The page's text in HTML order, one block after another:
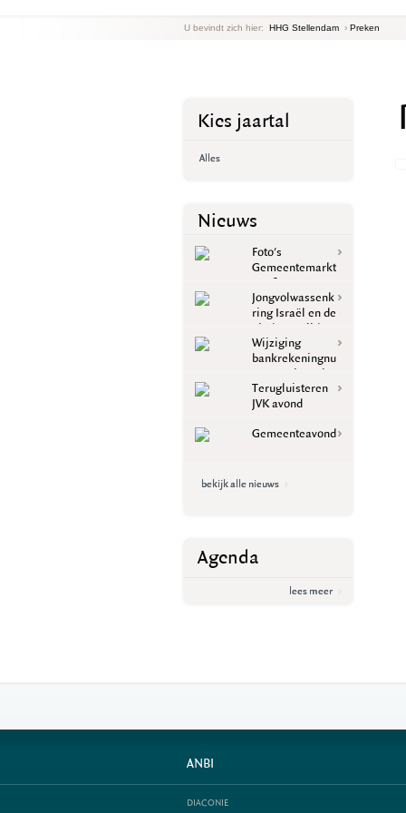
U bevindt zich hier: HHG Stellendam › Preken
Kies jaartal
Alles
Nieuws
Foto's
Gemeentemarkt
2026
Jongvolwassenk
ring Israël en de
eind(s)t(r)ijd
Wijziging
bankrekeningnu
mmer Diaconie
Terugluisteren
JVK avond
Gemeenteavond
bekijk alle nieuws
Agenda
lees meer
ANBI
DIACONIE